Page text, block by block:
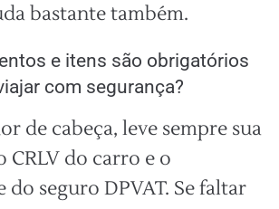
bastante também.
e itens são obrigatórios
com segurança?
de cabeça, leve sempre sua
CRLV do carro e o
seguro DPVAT. Se faltar